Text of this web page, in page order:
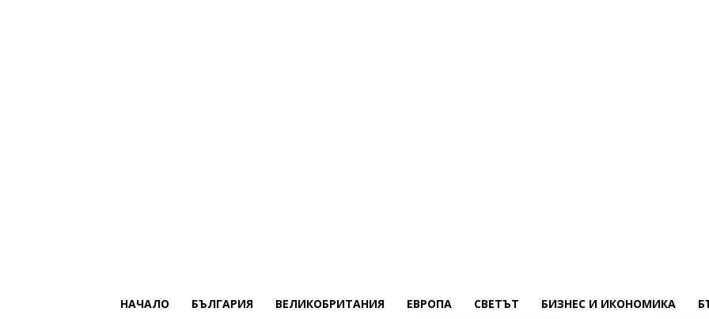
НАЧАЛО БЪЛГАРИЯ ВЕЛИКОБРИТАНИЯ ЕВРОПА СВЕТЪТ БИЗНЕС И ИКОНОМИКА